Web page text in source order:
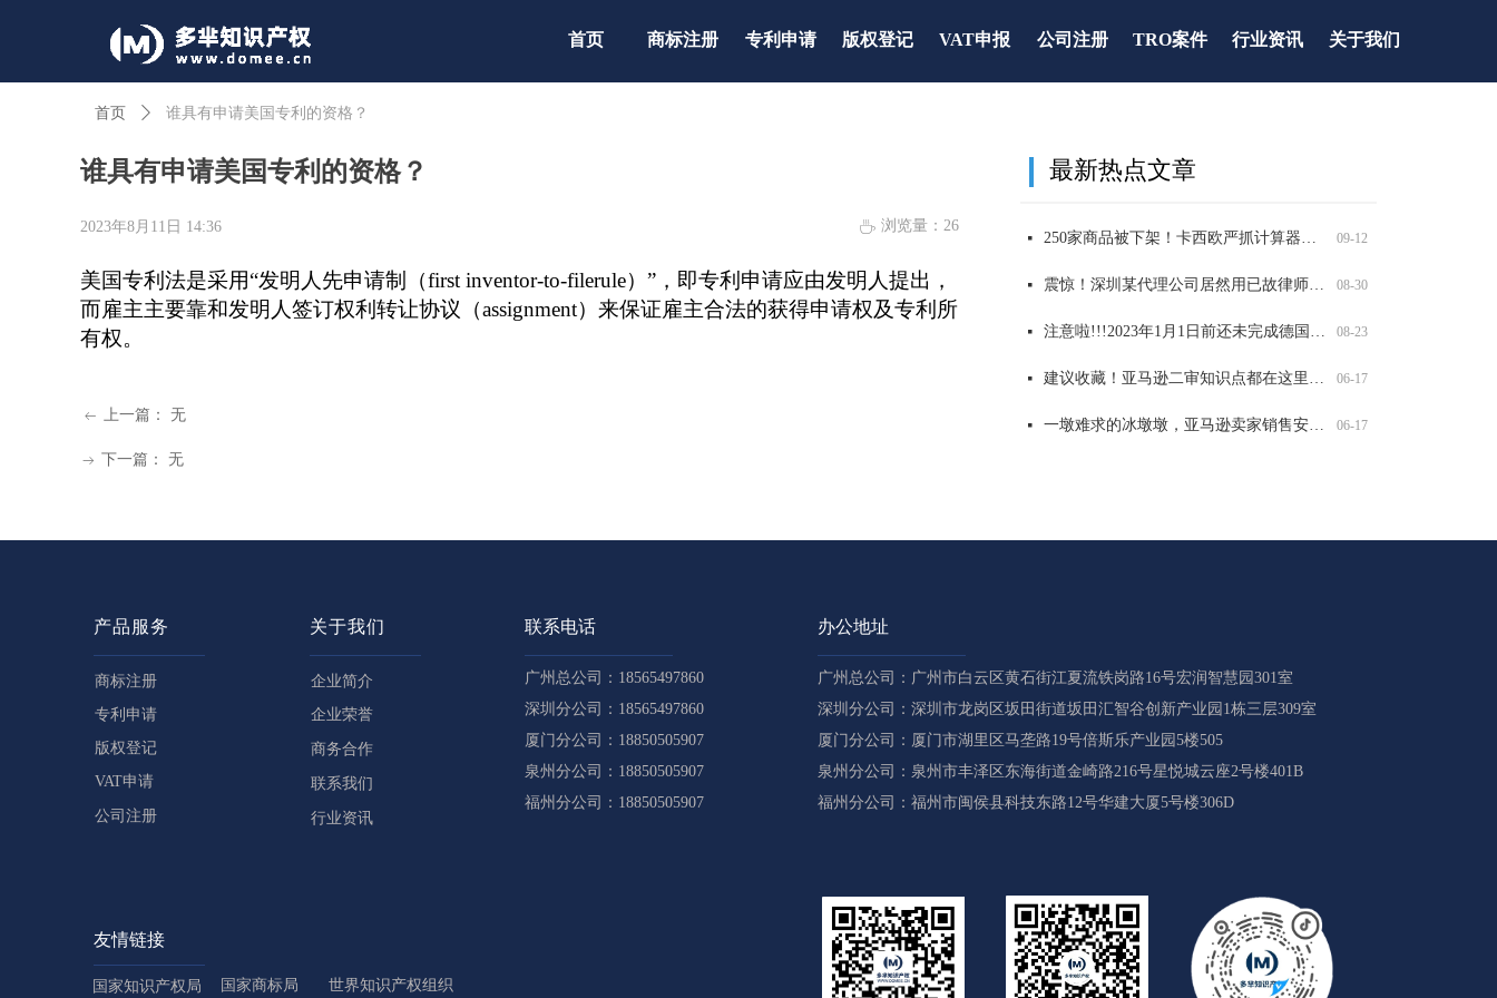
首页 商标注册 专利申请 版权登记 VAT申报 公司注册 TRO案件 行业资讯 关于我们
谁具有申请美国专利的资格？
首页 ꄲ 谁具有申请美国专利的资格？
美国专利法是采用“发明人先申请制（first inventor-to-filerule）”，即专利申请应由发明人提出，
而雇主主要靠和发明人签订权利转让协议（assignment）来保证雇主合法的获得申请权及专利所
有权。
2023年8月11日 14:36 ꄘ 浏览量： 26
ꂃ 上一篇： 无
ꁹ 下一篇： 无
最新热点文章
09-12
넷
08-30
넷
08-23
넷
06-17
넷
06-17
넷
产品服务
商标注册
专利申请
版权登记
VAT申请
公司注册
关于我们
企业简介
企业荣誉
商务合作
联系我们
行业资讯
联系电话
广州总公司：18565497860
深圳分公司：18565497860
厦门分公司：18850505907
泉州分公司：18850505907
福州分公司：18850505907
办公地址
广州总公司：广州市白云区黄石街江夏流铁岗路16号宏润智慧园301室
深圳分公司：深圳市龙岗区坂田街道坂田汇智谷创新产业园1栋三层309室
厦门分公司：厦门市湖里区马垄路19号倍斯乐产业园5楼505
泉州分公司：泉州市丰泽区东海街道金崎路216号星悦城云座2号楼401B
福州分公司：福州市闽侯县科技东路12号华建大厦5号楼306D
友情链接
国家知识产权局 国家商标局 世界知识产权组织